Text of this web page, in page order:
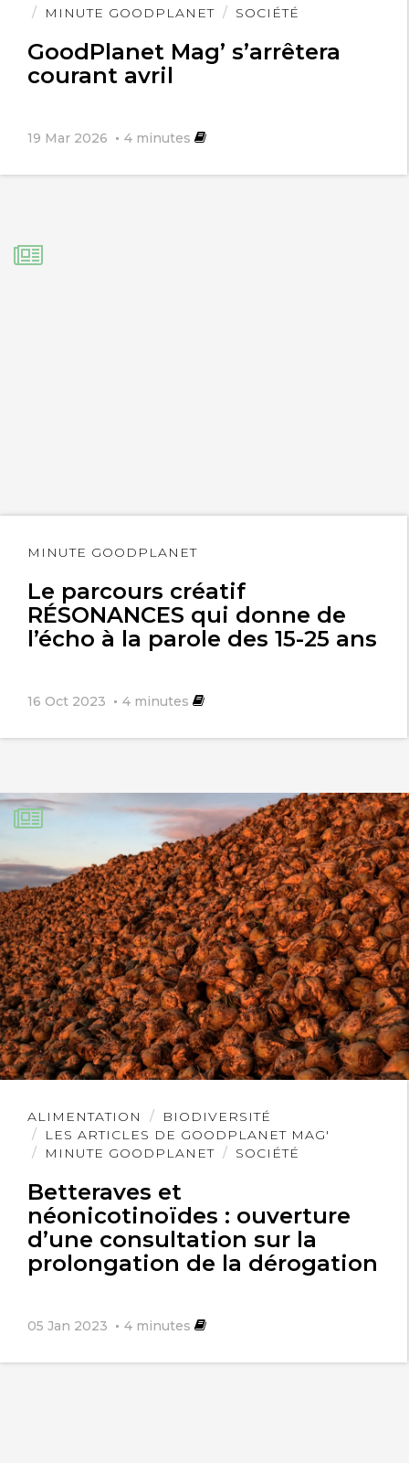
MINUTE GOODPLANET
SOCIÉTÉ
GoodPlanet Mag’ s’arrêtera
courant avril
19 Mar 2026 4 minutes
l'article
MINUTE GOODPLANET
Le parcours créatif
RÉSONANCES qui donne de
l’écho à la parole des 15-25 ans
16 Oct 2023 4 minutes
Lire
ALIMENTATION
BIODIVERSITÉ
LES ARTICLES DE GOODPLANET MAG'
MINUTE GOODPLANET
SOCIÉTÉ
Betteraves et
néonicotinoïdes : ouverture
d’une consultation sur la
prolongation de la dérogation
05 Jan 2023 4 minutes
Lire
l'article